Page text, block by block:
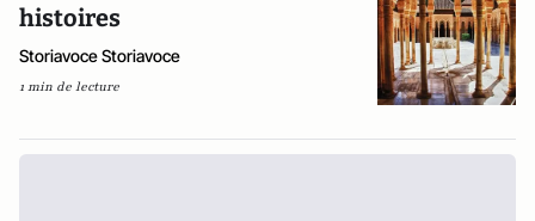
histoires
Storiavoce Storiavoce
1 min de lecture